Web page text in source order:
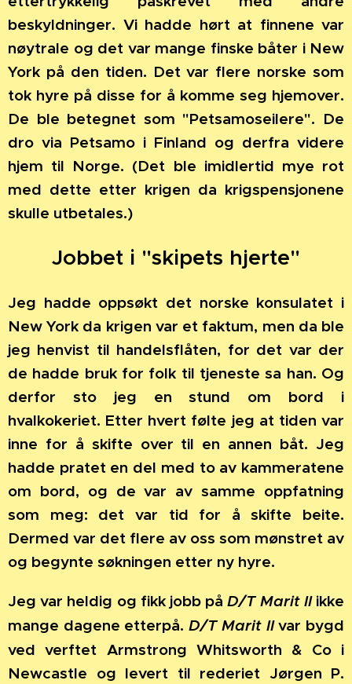
beskyldninger. Vi hadde hørt at finnene var
nøytrale og det var mange finske båter i New
York på den tiden. Det var flere norske som
tok hyre på disse for å komme seg hjemover.
De ble betegnet som "Petsamoseilere". De
dro via Petsamo i Finland og derfra videre
hjem til Norge. (Det ble imidlertid mye rot
med dette etter krigen da krigspensjonene
skulle utbetales.)
Jobbet i "skipets hjerte"
Jeg hadde oppsøkt det norske konsulatet i
New York da krigen var et faktum, men da ble
jeg henvist til handelsflåten, for det var der
de hadde bruk for folk til tjeneste sa han. Og
derfor sto jeg en stund om bord i
hvalkokeriet. Etter hvert følte jeg at tiden var
inne for å skifte over til en annen båt. Jeg
hadde pratet en del med to av kammeratene
om bord, og de var av samme oppfatning
som meg: det var tid for å skifte beite.
Dermed var det flere av oss som mønstret av
og begynte søkningen etter ny hyre.
Jeg var heldig og fikk jobb påD/T Marit IIikke
mange dagene etterpå.D/T Marit IIvar bygd
ved verftet Armstrong Whitsworth & Co i
Newcastle og levert til rederiet Jørgen P.